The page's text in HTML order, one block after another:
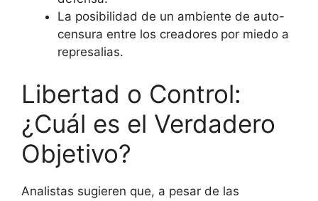
La posibilidad de un ambiente de auto-
censura entre los creadores por miedo a
represalias.
Libertad o Control:
¿Cuál es el Verdadero
Objetivo?
Analistas sugieren que, a pesar de las